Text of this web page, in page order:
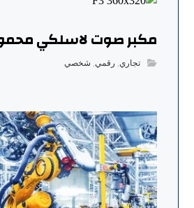
مكبر صوت لاسلكي
تجاري رقمي شخصي